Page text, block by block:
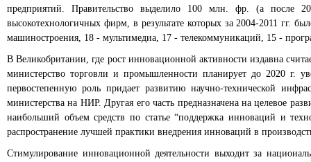
предприятий. Правительство выделило 100 млн. фр. (а после
высокотехнологичных фирм, в результате которых за 2004-2011 гг.
машиностроения, 18 - мультимедиа, 17 - телекоммуникаций, 15 -
В Великобритании, где рост инновационной активности издавна
министерство торговли и промышленности планирует до 2020 г.
первостепенную роль придает развитию научно-технической
министерства на НИР. Другая его часть предназначена на целевое
наибольший объем средств по статье “поддержка инноваций и
распространение лучшей практики внедрения инноваций в
Стимулирование инновационной деятельности выходит за